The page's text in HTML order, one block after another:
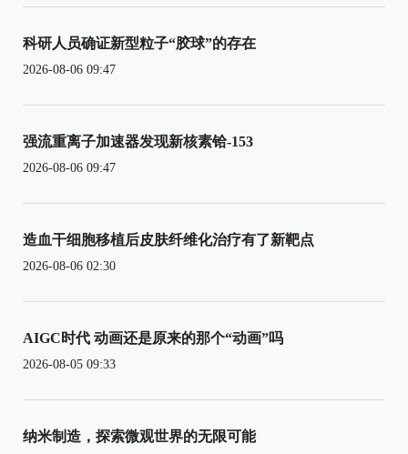
科研人员确证新型粒子“胶球”的存在
2026-08-06 09:47
强流重离子加速器发现新核素铪-153
2026-08-06 09:47
造血干细胞移植后皮肤纤维化治疗有了新靶点
2026-08-06 02:30
AIGC时代 动画还是原来的那个“动画”吗
2026-08-05 09:33
纳米制造，探索微观世界的无限可能